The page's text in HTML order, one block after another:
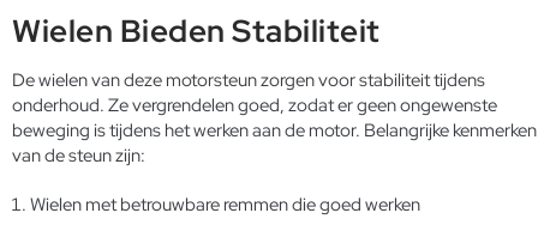
Wielen Bieden Stabiliteit
De wielen van deze motorsteun zorgen voor stabiliteit tijdens
onderhoud. Ze vergrendelen goed, zodat er geen ongewenste
beweging is tijdens het werken aan de motor. Belangrijke kenmerken
van de steun zijn:
Wielen met betrouwbare remmen die goed werken